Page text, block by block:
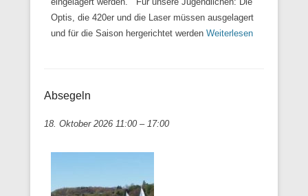
Optis, die 420er und die Laser müssen ausgelagert
und für die Saison hergerichtet werden Weiterlesen
Absegeln
18. Oktober 2026 11:00 – 17:00